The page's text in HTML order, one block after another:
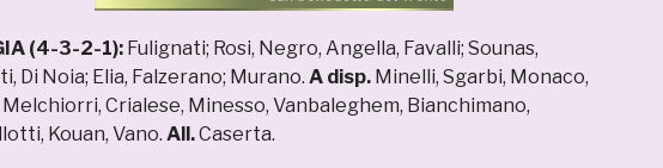
(4-3-2-1): Fulignati; Rosi, Negro, Angella, Favalli; Sounas,
Di Noia; Elia, Falzerano; Murano. A disp. Minelli, Sgarbi, Monaco,
Crialese, Minesso, Vanbaleghem, Bianchimano,
Kouan, Vano. All.Caserta.